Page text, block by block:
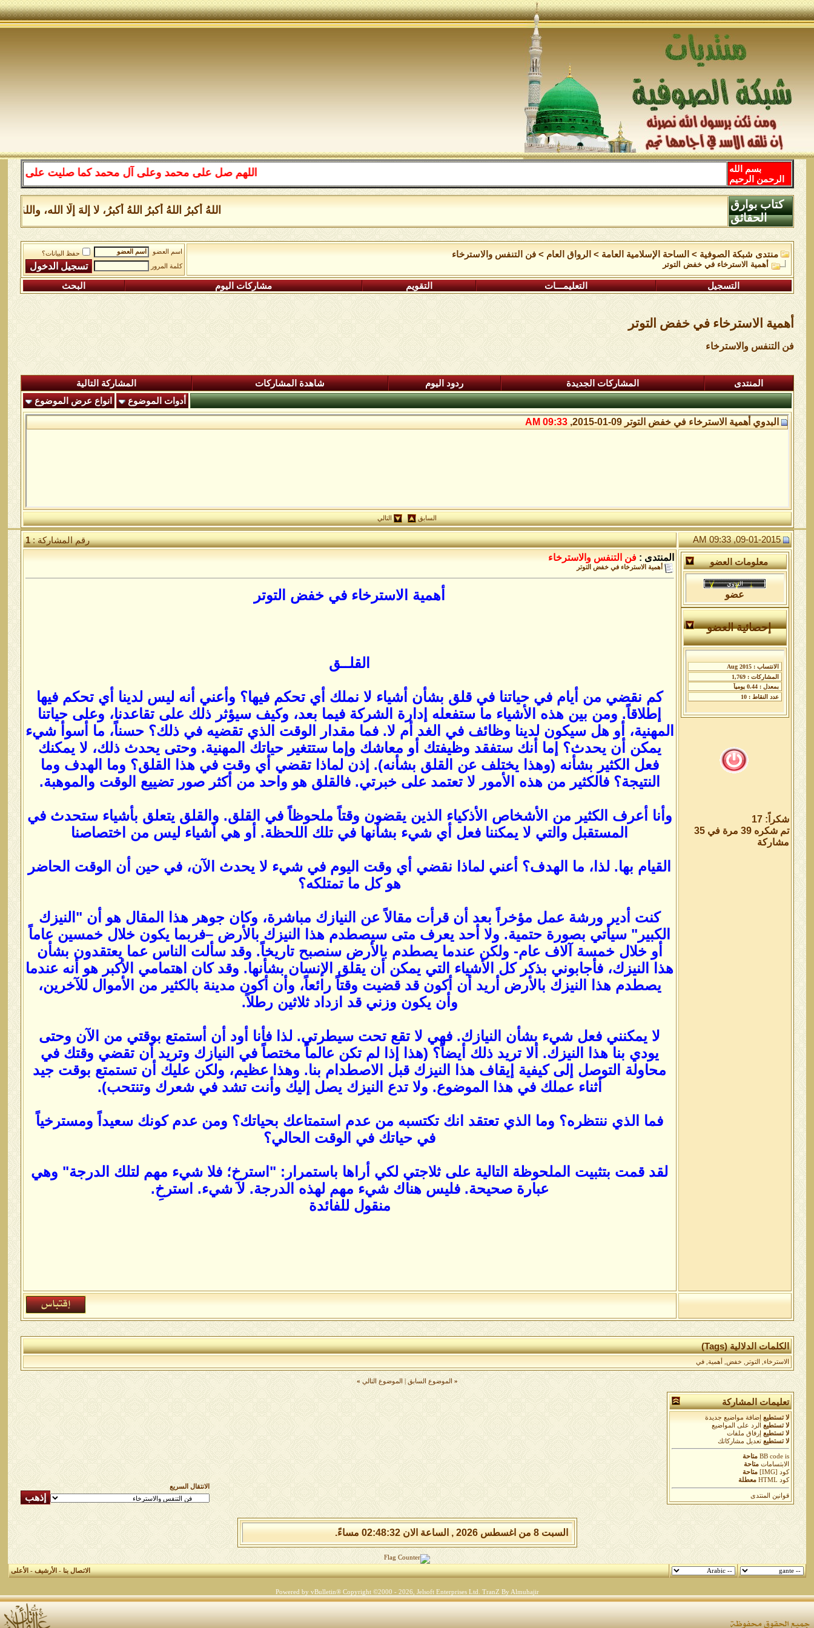
اللهم صل على محمد وعلى آل محمد كما صليت على إبراهيم
بسم الله
الرحمن الرحيم
اللهُ أكبرُ اللهُ أكبرُ اللهُ أكبرُ، لا إلهَ إلَّا الله، واللهُ
كتاب بوارق
الحقائق
منتدى شبكة الصوفية > الساحة اﻹسلامية العامة > الرواق العام >فن التنفس والاسترخاء
أهمية الاسترخاء في خفض التوتر
اسم العضو
حفظ البيانات؟
كلمة المرور
التسجيل التعليمـــات التقويم مشاركات اليوم البحث
أهمية الاسترخاء في خفض التوتر
فن التنفس والاسترخاء
المنتدى المشاركات الجديدة ردود اليوم شاهدة المشاركات
المشاركة التالية
أدوات الموضوع
انواع عرض الموضوع
البدوي أهمية الاسترخاء في خفض التوتر09-01-2015,
09:33 AM
السابق التالي
09-01-2015, 09:33 AM رقم المشاركة :1
معلومات العضو
عضو
إحصائية العضو
شكراً: 17
تم شكره 39 مرة في 35
مشاركة
المنتدى : فن التنفس والاسترخاء
أهمية الاسترخاء في خفض التوتر
أهمية الاسترخاء في خفض التوتر
القلــق
كم نقضي من أيام في حياتنا في قلق بشأن أشياء لا نملك أي تحكم فيها؟ وأعني أنه ليس لدينا أي تحكم فيها
إطلاقاً. ومن بين هذه الأشياء ما ستفعله إدارة الشركة فيما بعد، وكيف سيؤثر ذلك على تقاعدنا، وعلى حياتنا
المهنية، أو هل سيكون لدينا وظائف في الغد أم لا. فما مقدار الوقت الذي تقضيه في ذلك؟ حسناً، ما أسوأ شيء
يمكن أن يحدث؟ إما أنك ستفقد وظيفتك أو معاشك وإما ستتغير حياتك المهنية. وحتى يحدث ذلك، لا يمكنك
فعل الكثير بشأنه (وهذا يختلف عن القلق بشأنه). إذن لماذا تقضي أي وقت في هذا القلق؟ وما الهدف وما
النتيجة؟ فالكثير من هذه الأمور لا تعتمد على خبرتي. فالقلق هو واحد من أكثر صور تضييع الوقت والموهبة.
وأنا أعرف الكثير من الأشخاص الأذكياء الذين يقضون وقتاً ملحوظاً في القلق. والقلق يتعلق بأشياء ستحدث في
المستقبل والتي لا يمكننا فعل أي شيء بشأنها في تلك اللحظة. أو هي أشياء ليس من اختصاصنا
القيام بها. لذا، ما الهدف؟ أعني لماذا نقضي أي وقت اليوم في شيء لا يحدث الآن، في حين أن الوقت الحاضر
هو كل ما تمتلكه؟
كنت أدير ورشة عمل مؤخراً بعد أن قرأت مقالاً عن النيازك مباشرة، وكان جوهر هذا المقال هو أن "النيزك
الكبير" سيأتي بصورة حتمية. ولا أحد يعرف متى سيصطدم هذا النيزك بالأرض –فربما يكون خلال خمسين عاماً
أو خلال خمسة آلاف عام- ولكن عندما يصطدم بالأرض سنصبح تاريخاً. وقد سألت الناس عما يعتقدون بشأن
هذا النيزك، فأجابوني بذكر كل الأشياء التي يمكن أن يقلق الإنسان بشأنها. وقد كان اهتمامي الأكبر هو أنه عندما
يصطدم هذا النيزك بالأرض أريد أن أكون قد قضيت وقتاً رائعاً، وأن أكون مدينة بالكثير من الأموال للآخرين،
وأن يكون وزني قد ازداد ثلاثين رطلاً.
لا يمكنني فعل شيء بشأن النيازك. فهي لا تقع تحت سيطرتي. لذا فأنا أود أن أستمتع بوقتي من الآن وحتى
يودي بنا هذا النيزك. ألا تريد ذلك أيضاً؟ (هذا إذا لم تكن عالماً مختصاً في النيازك وتريد أن تقضي وقتك في
محاولة التوصل إلى كيفية إيقاف هذا النيزك قبل الاصطدام بنا. وهذا عظيم، ولكن عليك أن تستمتع بوقت جيد
أثناء عملك في هذا الموضوع. ولا تدع النيزك يصل إليك وأنت تشد في شعرك وتنتحب).
فما الذي ننتظره؟ وما الذي تعتقد انك تكتسبه من عدم استمتاعك بحياتك؟ ومن عدم كونك سعيداً ومسترخياً
في حياتك في الوقت الحالي؟
لقد قمت بتثبيت الملحوظة التالية على ثلاجتي لكي أراها باستمرار: "استرخِ؛ فلا شيء مهم لتلك الدرجة" وهي
عبارة صحيحة. فليس هناك شيء مهم لهذه الدرجة. لا شيء. استرخِ.
منقول للفائدة
الكلمات الدلالية (Tags)
الاسترخاء التوتر خفض أهمية ,في
« الموضوع السابق الموضوع التالي »
تعليمات المشاركة
لا تستطيع
إضافة مواضيع جديدة
لا تستطيع
الرد على المواضيع
لا تستطيع
إرفاق ملفات
لا تستطيع تعديل مشاركاتك
BB codeis
متاحة
الابتسامات متاحة
كود [IMG]
متاحة
كود HTML
معطلة
قوانين المنتدى
الانتقال السريع
السبت 8 من اغسطس 2026 , الساعة الان 02:48:32 مساءً.
الاتصال بنا-الأرشيف-الأعلى
Powered by vBulletin® Copyright ©2000 - 2026, Jelsoft Enterprises Ltd. TranZ By Almuhajir